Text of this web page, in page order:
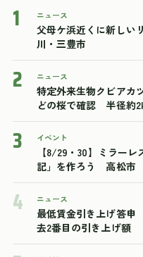
1 ニュース
父母ケ浜近くに新し
川・三豊市
2 ニュース
特定外来生物クビア
どの桜で確認 半径約
3 イベント
【8/29・30】ミラー
記」を作ろう 高松市
4 ニュース
最低賃金引き上げ答
去2番目の引き上げ額